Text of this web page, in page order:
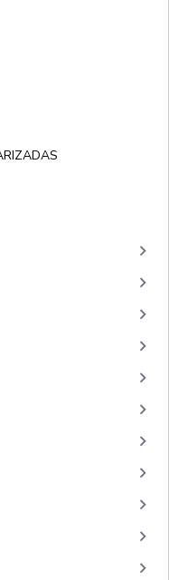
keyboard_arrow_right
keyboard_arrow_right
keyboard_arrow_right
keyboard_arrow_right
keyboard_arrow_right
keyboard_arrow_right
keyboard_arrow_right
keyboard_arrow_right
keyboard_arrow_right
keyboard_arrow_right
keyboard_arrow_right